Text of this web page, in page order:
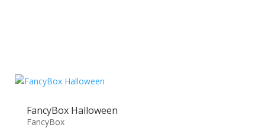
FancyBox Halloween
FancyBox